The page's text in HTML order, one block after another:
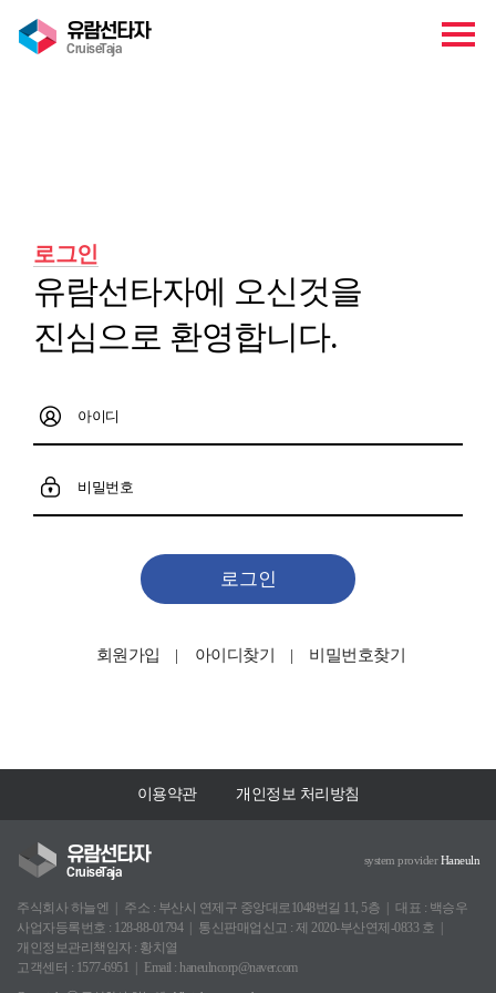
유람선타자
CruiseTaja
로그인
유람선타자에 오신것을
진심으로 환영합니다.
로그인
회원가입 아이디찾기 비밀번호찾기
이용약관 개인정보 처리방침
유람선타자
CruiseTaja
주식회사 하늘엔 주소 : 부산시 연제구 중앙대로1048번길 11, 5층
대표 : 백승우
사업자등록번호 : 128-88-01794
통신판매업신고 : 제 2020-부산연제-0833 호
개인정보관리책임자 : 황치열
고객센터 : 1577-6951
Email : haneulncorp@naver.com
system providerHaneuln